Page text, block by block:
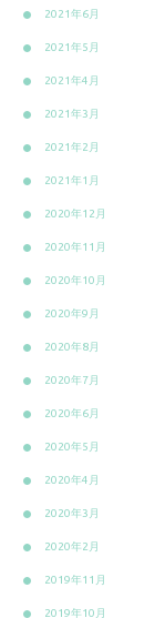
2021年6月
2021年5月
2021年4月
2021年3月
2021年2月
2021年1月
2020年12月
2020年11月
2020年10月
2020年9月
2020年8月
2020年7月
2020年6月
2020年5月
2020年4月
2020年3月
2020年2月
2019年11月
2019年10月